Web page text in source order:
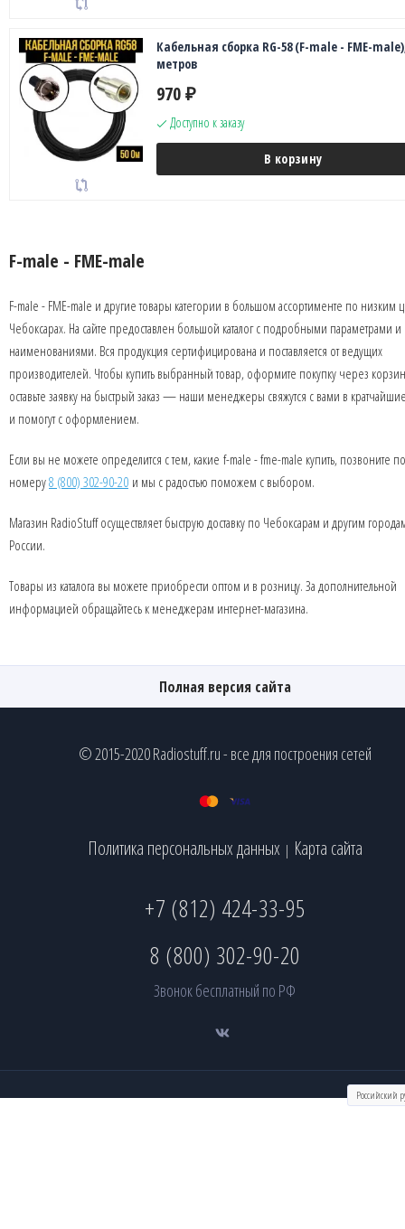
Кабельная сборка RG-58 (F-male - FME-
метров
970 ₽
Доступно к заказу
В корзину
F-male - FME-male
F-male - FME-male и другие товары категории в большом ассортименте по низким
Чебоксарах. На сайте предоставлен большой каталог с подробными параметрами и
наименованиями. Вся продукция сертифицирована и поставляется от ведущих
производителей. Чтобы купить выбранный товар, оформите покупку через
оставьте заявку на быстрый заказ — наши менеджеры свяжутся с вами в
и помогут с оформлением.
Если вы не можете определится с тем, какие f-male - fme-male купить, позвоните по
номеру8 (800) 302-90-20 и мы с радостью поможем с выбором.
Магазин RadioStuff осуществляет быструю доставку по Чебоксарам и другим
России.
Товары из каталога вы можете приобрести оптом и в розницу. За дополнительной
информацией обращайтесь к менеджерам интернет-магазина.
Полная версия сайта
© 2015-2020 Radiostuff.ru - все для построения сетей
Политика персональных данных | Карта сайта
+7 (812) 424-33-95
8 (800) 302-90-20
Звонок бесплатный по РФ